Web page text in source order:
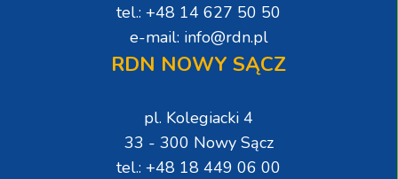
tel.: +48 14 627 50 50
e-mail: info@rdn.pl
RDN NOWY SĄCZ
pl. Kolegiacki 4
33 - 300 Nowy Sącz
tel.: +48 18 449 06 00